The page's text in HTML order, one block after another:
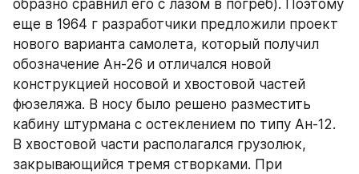
образно сравнил его с лазом в погреб). Поэтому
еще в 1964 г разработчики предложили проект
нового варианта самолета, который получил
обозначение Ан-26 и отличался новой
конструкцией носовой и хвостовой частей
фюзеляжа. В носу было решено разместить
кабину штурмана с остеклением по типу Ан-12.
В хвостовой части располагался грузолюк,
закрывающийся тремя створками. При